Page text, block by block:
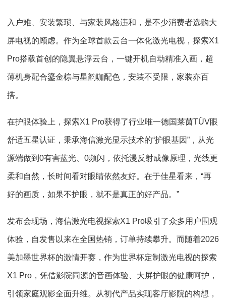
入户难、安装繁琐、与家装风格违和，是不少消费者选购大
屏电视的顾虑。作为全球首款云台一体化激光电视，探索X1
Pro搭载首创的隐翼悬浮云台，一键开机自动精准入画，超
薄机身配合鎏金棕与星韵咖配色，安装不受限，家装亦百
搭。
在护眼体验上，探索X1 Pro获得了行业唯一德国莱茵TÜV眼
舒适五星认证，秉承海信激光显示技术的“护眼基因”，从光
源端做到0有害蓝光、0频闪，依托漫反射成像原理，光线更
柔和自然，长时间看对眼睛依然友好。在于佳星看来，“再
好的画质，如果不护眼，就不是真正的好产品。”
发布会现场，海信激光电视探索X1 Pro吸引了众多用户围观
体验，自发售以来在全国热销，订单持续攀升。而随着2026
美加墨世界杯的激情开赛，作为世界杯定制激光电视的探索
X1 Pro，凭借影院同源的音画体验、大屏护眼的健康呵护，
引领家庭观影全面升维。从初代产品实现客厅影院的构想，